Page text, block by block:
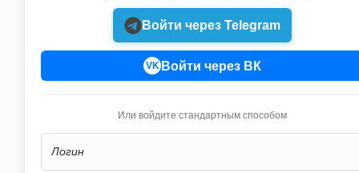
Войти через Telegram
VK Войти через ВК
Или войдите стандартным способом